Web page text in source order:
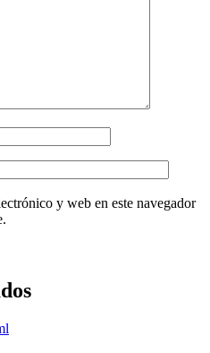
y web en este navegador